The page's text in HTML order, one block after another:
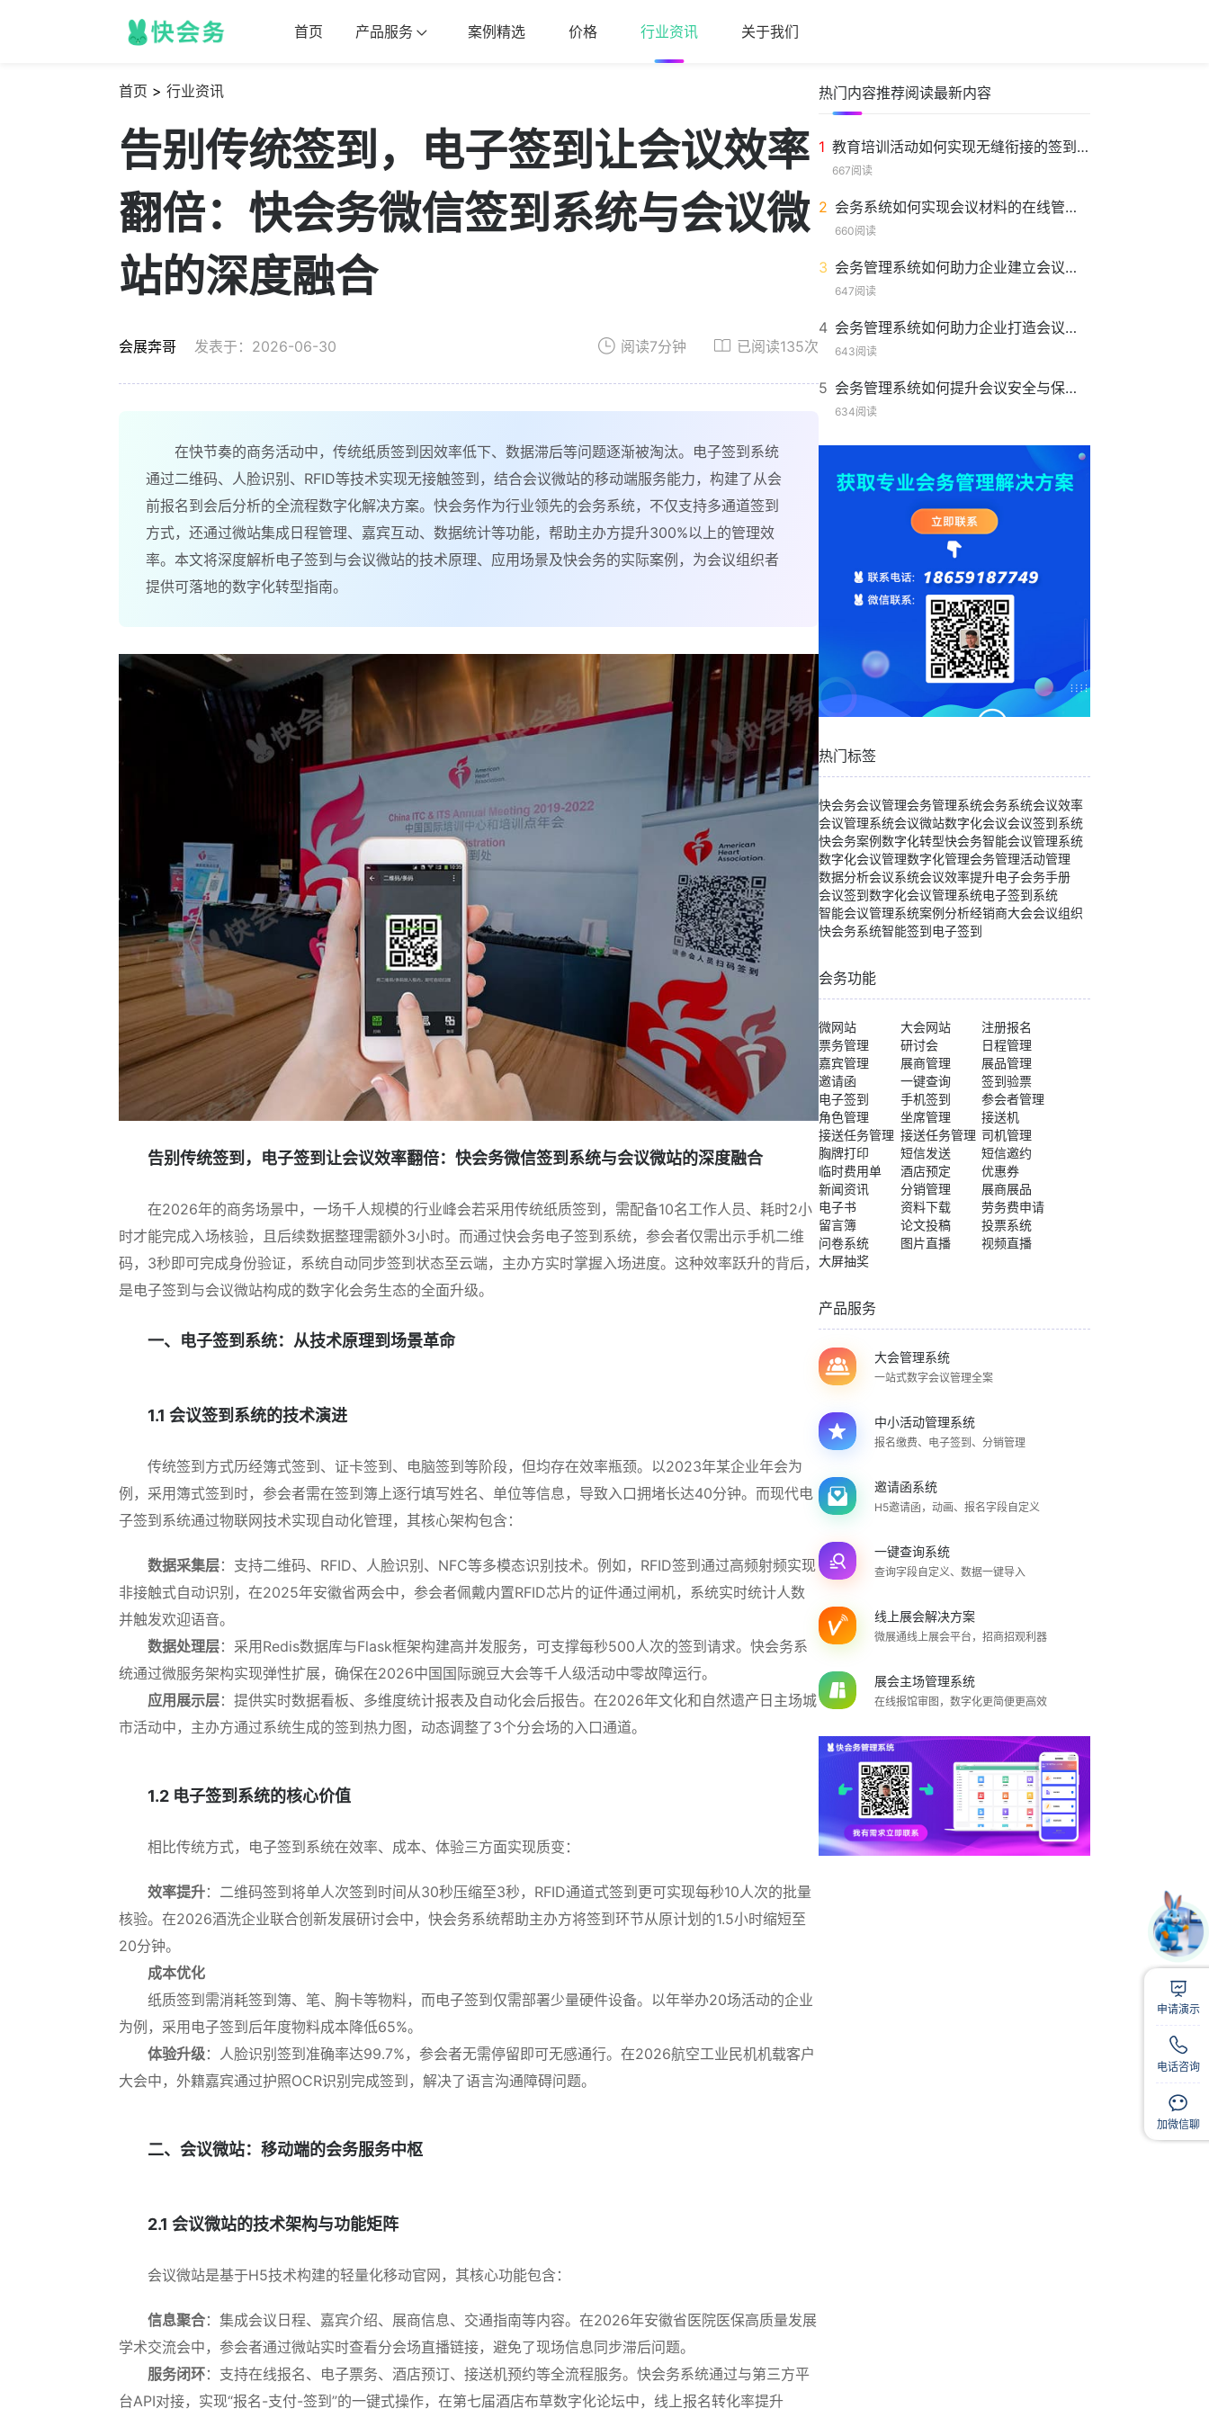
首页 产品服务 案例精选 价格 行业资讯 关于我们
首页 > 行业资讯
告别传统签到，电子签到让会议效率
翻倍：快会务微信签到系统与会议微
站的深度融合
会展奔哥 发表于：2026-06-30 阅读7分钟 已阅读135次
在快节奏的商务活动中，传统纸质签到因效率低下、数据滞后等问题逐渐被淘汰。电子签到系统
通过二维码、人脸识别、RFID等技术实现无接触签到，结合会议微站的移动端服务能力，构建了从会
前报名到会后分析的全流程数字化解决方案。快会务作为行业领先的会务系统，不仅支持多通道签到
方式，还通过微站集成日程管理、嘉宾互动、数据统计等功能，帮助主办方提升300%以上的管理效
率。本文将深度解析电子签到与会议微站的技术原理、应用场景及快会务的实际案例，为会议组织者
提供可落地的数字化转型指南。
告别传统签到，电子签到让会议效率翻倍：快会务微信签到系统与会议微站的深度融合
在2026年的商务场景中，一场千人规模的行业峰会若采用传统纸质签到，需配备10名工作人员、耗时2小
时才能完成入场核验，且后续数据整理需额外3小时。而通过快会务电子签到系统，参会者仅需出示手机二维
码，3秒即可完成身份验证，系统自动同步签到状态至云端，主办方实时掌握入场进度。这种效率跃升的背后，
是电子签到与会议微站构成的数字化会务生态的全面升级。
一、电子签到系统：从技术原理到场景革命
1.1 会议签到系统的技术演进
传统签到方式历经簿式签到、证卡签到、电脑签到等阶段，但均存在效率瓶颈。以2023年某企业年会为
例，采用簿式签到时，参会者需在签到簿上逐行填写姓名、单位等信息，导致入口拥堵长达40分钟。而现代电
子签到系统通过物联网技术实现自动化管理，其核心架构包含：
数据采集层：支持二维码、RFID、人脸识别、NFC等多模态识别技术。例如，RFID签到通过高频射频实现
非接触式自动识别，在2025年安徽省两会中，参会者佩戴内置RFID芯片的证件通过闸机，系统实时统计人数
并触发欢迎语音。
数据处理层：采用Redis数据库与Flask框架构建高并发服务，可支撑每秒500人次的签到请求。快会务系
统通过微服务架构实现弹性扩展，确保在2026中国国际豌豆大会等千人级活动中零故障运行。
应用展示层：提供实时数据看板、多维度统计报表及自动化会后报告。在2026年文化和自然遗产日主场城
市活动中，主办方通过系统生成的签到热力图，动态调整了3个分会场的入口通道。
1.2 电子签到系统的核心价值
相比传统方式，电子签到系统在效率、成本、体验三方面实现质变：
效率提升：二维码签到将单人次签到时间从30秒压缩至3秒，RFID通道式签到更可实现每秒10人次的批量
核验。在2026酒洗企业联合创新发展研讨会中，快会务系统帮助主办方将签到环节从原计划的1.5小时缩短至
20分钟。
成本优化
纸质签到需消耗签到簿、笔、胸卡等物料，而电子签到仅需部署少量硬件设备。以年举办20场活动的企业
为例，采用电子签到后年度物料成本降低65%。
体验升级：人脸识别签到准确率达99.7%，参会者无需停留即可无感通行。在2026航空工业民机机载客户
大会中，外籍嘉宾通过护照OCR识别完成签到，解决了语言沟通障碍问题。
二、会议微站：移动端的会务服务中枢
2.1 会议微站的技术架构与功能矩阵
会议微站是基于H5技术构建的轻量化移动官网，其核心功能包含：
信息聚合：集成会议日程、嘉宾介绍、展商信息、交通指南等内容。在2026年安徽省医院医保高质量发展
学术交流会中，参会者通过微站实时查看分会场直播链接，避免了现场信息同步滞后问题。
服务闭环：支持在线报名、电子票务、酒店预订、接送机预约等全流程服务。快会务系统通过与第三方平
台API对接，实现“报名-支付-签到”的一键式操作，在第七届酒店布草数字化论坛中，线上报名转化率提升
热门内容推荐阅读最新内容
1 教育培训活动如何实现无缝衔接的签到体验？
667阅读
2 会务系统如何实现会议材料的在线管理与共享
660阅读
3 会务管理系统如何助力企业建立会议知识库
647阅读
4 会务管理系统如何助力企业打造会议品牌化管理
643阅读
5 会务管理系统如何提升会议安全与保密性
634阅读
热门标签
快会务会议管理会务管理系统会务系统会议效率
会议管理系统会议微站数字化会议会议签到系统
快会务案例数字化转型快会务智能会议管理系统
数字化会议管理数字化管理会务管理活动管理
数据分析会议系统会议效率提升电子会务手册
会议签到数字化会议管理系统电子签到系统
智能会议管理系统案例分析经销商大会会议组织
快会务系统智能签到电子签到
会务功能
微网站 大会网站
注册报名
票务管理
研讨会
日程管理
嘉宾管理
展商管理
展品管理
邀请函
一键查询
签到验票
电子签到
手机签到
参会者管理
角色管理
坐席管理
接送机
接送任务管理 接送任务管理 司机管理
胸牌打印
短信发送
短信邀约
临时费用单
酒店预定
优惠券
新闻资讯
分销管理
展商展品
电子书
资料下载
劳务费申请
留言簿
论文投稿
投票系统
问卷系统
图片直播
视频直播
大屏抽奖
产品服务
大会管理系统
一站式数字会议管理全案
中小活动管理系统
报名缴费、电子签到、分销管理
邀请函系统
H5邀请函，动画、报名字段自定义
一键查询系统
查询字段自定义、数据一键导入
线上展会解决方案
微展通线上展会平台，招商招观利器
展会主场管理系统
在线报馆审图，数字化更简便更高效
申请演示
电话咨询
加微信聊
扫码
扫码